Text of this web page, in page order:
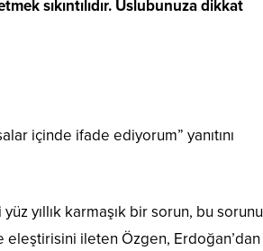
sıkıntılıdır. Üslubunuza dikkat
içinde ifade ediyorum” yanıtını
yıllık karmaşık bir sorun, bu sorunu
ileten Özgen, Erdoğan’dan